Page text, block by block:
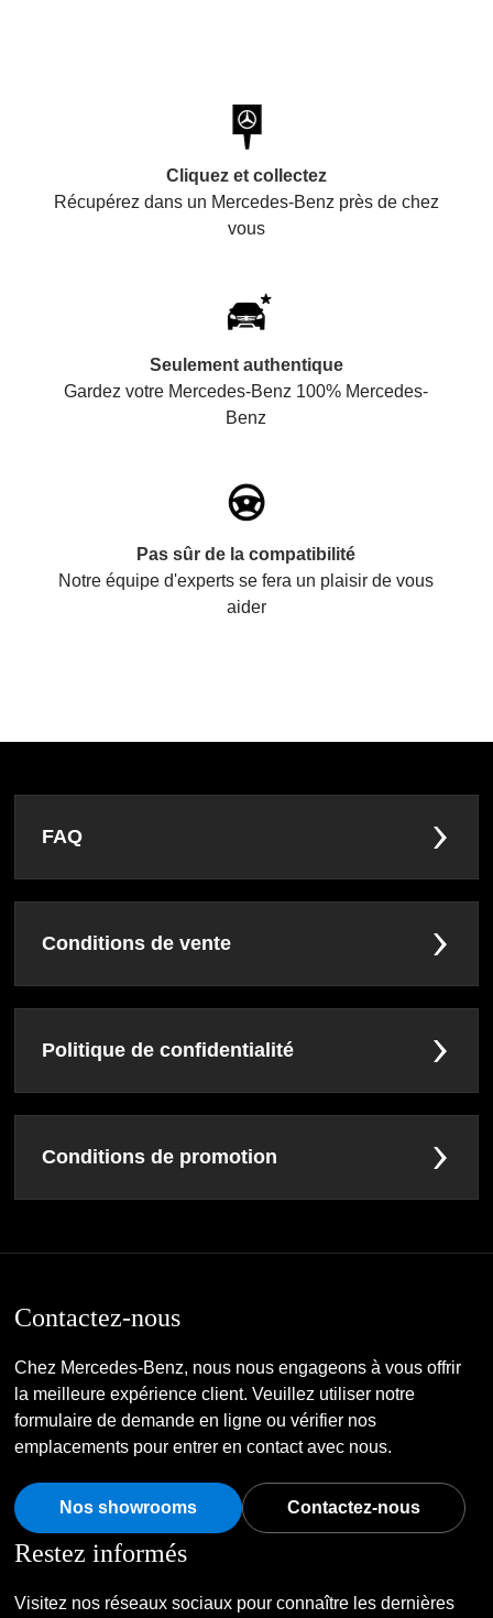
Cliquez et collectez
Récupérez dans un Mercedes-Benz près de chez
vous
Seulement authentique
Gardez votre Mercedes-Benz 100% Mercedes-
Benz
Pas sûr de la compatibilité
Notre équipe d'experts se fera un plaisir de vous
aider
FAQ
Conditions de vente
Politique de confidentialité
Conditions de promotion
Contactez-nous
Chez Mercedes-Benz, nous nous engageons à vous offrir
la meilleure expérience client. Veuillez utiliser notre
formulaire de demande en ligne ou vérifier nos
emplacements pour entrer en contact avec nous.
Nos showrooms Contactez-nous
Restez informés
Visitez nos réseaux sociaux pour connaître les dernières